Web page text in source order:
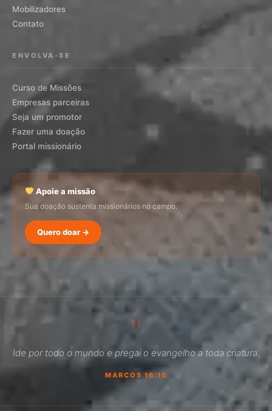
Mobilizadores
Contato
ENVOLVA-SE
Curso de Missões
Empresas parceiras
Seja um promotor
Fazer uma doação
Portal missionário
Apoie a missão
Sua doação sustenta missionários no campo.
Quero doar →
"
Ide por todo o mundo e pregai o evangelho a toda criatura.
MARCOS 16:15
Como faço para doar?